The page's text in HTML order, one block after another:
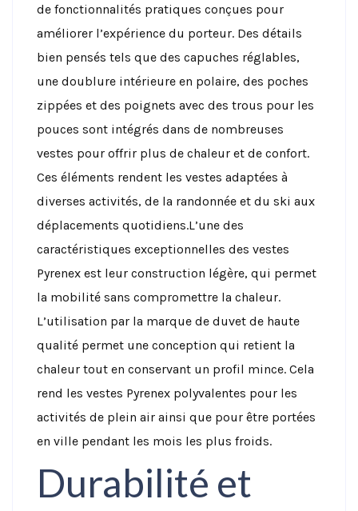
de fonctionnalités pratiques conçues pour
améliorer l’expérience du porteur. Des détails
bien pensés tels que des capuches réglables,
une doublure intérieure en polaire, des poches
zippées et des poignets avec des trous pour les
pouces sont intégrés dans de nombreuses
vestes pour offrir plus de chaleur et de confort.
Ces éléments rendent les vestes adaptées à
diverses activités, de la randonnée et du ski aux
déplacements quotidiens.L’une des
caractéristiques exceptionnelles des vestes
Pyrenex est leur construction légère, qui permet
la mobilité sans compromettre la chaleur.
L’utilisation par la marque de duvet de haute
qualité permet une conception qui retient la
chaleur tout en conservant un profil mince. Cela
rend les vestes Pyrenex polyvalentes pour les
activités de plein air ainsi que pour être portées
en ville pendant les mois les plus froids.
Durabilité et